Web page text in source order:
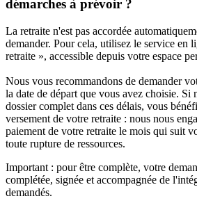
démarches à prévoir ?
La retraite n'est pas accordée
demander. Pour cela, utilisez le service en
retraite », accessible depuis votre espace
Nous vous recommandons de demander
la date de départ que vous avez choisie. Si
dossier complet dans ces délais, vous
versement de votre retraite : nous nous
paiement de votre retraite le mois qui suit
toute rupture de ressources.
Important : pour être complète, votre
complétée, signée et accompagnée de
demandés.